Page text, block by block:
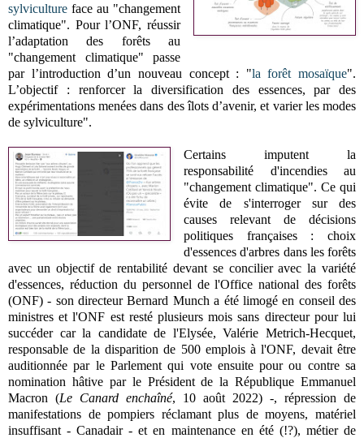
sylviculture face au "changement
climatique". Pour l’ONF, réussir
l’adaptation des forêts au
"changement climatique" passe
par l’introduction d’un nouveau concept : "la forêt mosaïque".
L’objectif : renforcer la diversification des essences, par des
expérimentations menées dans des îlots d’avenir, et varier les modes
de sylviculture".
Certains imputent la
responsabilité d'incendies au
"changement climatique". Ce qui
évite de s'interroger sur des
causes relevant de décisions
politiques françaises : choix
d'essences d'arbres dans les forêts
avec un objectif de rentabilité devant se concilier avec la variété
d'essences, réduction du personnel de l'Office national des forêts
(ONF) - son directeur Bernard Munch a été limogé en conseil des
ministres et l'ONF est resté plusieurs mois sans directeur pour lui
succéder car la candidate de l'Elysée, Valérie Metrich-Hecquet,
responsable de la disparition de 500 emplois à l'ONF, devait être
auditionnée par le Parlement qui vote ensuite pour ou contre sa
nomination hâtive par le Président de la République Emmanuel
Macron (Le Canard enchaîné, 10 août 2022) -, répression de
manifestations de pompiers réclamant plus de moyens, matériel
insuffisant - Canadair - et en maintenance en été (!?), métier de